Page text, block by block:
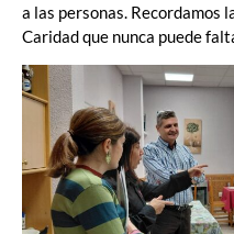
a las personas. Recordamos
Caridad que nunca puede